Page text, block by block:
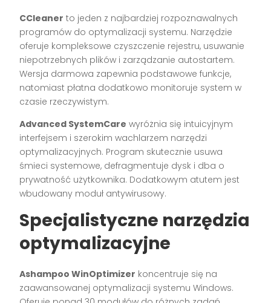
CCleaner to jeden z najbardziej rozpoznawalnych
programów do optymalizacji systemu. Narzędzie
oferuje kompleksowe czyszczenie rejestru, usuwanie
niepotrzebnych plików i zarządzanie autostartem.
Wersja darmowa zapewnia podstawowe funkcje,
natomiast płatna dodatkowo monitoruje system w
czasie rzeczywistym.
Advanced SystemCare wyróżnia się intuicyjnym
interfejsem i szerokim wachlarzem narzędzi
optymalizacyjnych. Program skutecznie usuwa
śmieci systemowe, defragmentuje dysk i dba o
prywatność użytkownika. Dodatkowym atutem jest
wbudowany moduł antywirusowy.
Specjalistyczne narzędzia
optymalizacyjne
Ashampoo WinOptimizer koncentruje się na
zaawansowanej optymalizacji systemu Windows.